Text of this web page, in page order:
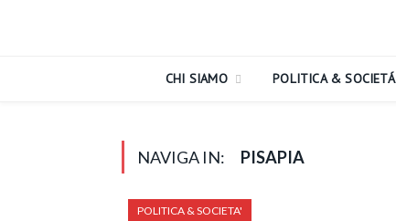
CHI SIAMO POLITICA & SOCIETÁ
NAVIGA IN: PISAPIA
POLITICA & SOCIETA'